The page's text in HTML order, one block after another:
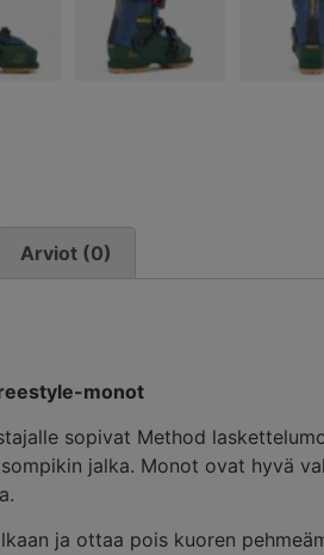
Arviot (0)
monot
sopivat Method
jalka. Monot ovat hyvä
ja ottaa pois kuoren